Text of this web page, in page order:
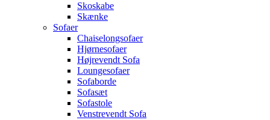
Skoskabe
Skænke
Sofaer
Chaiselongsofaer
Hjørnesofaer
Højrevendt Sofa
Loungesofaer
Sofaborde
Sofasæt
Sofastole
Venstrevendt Sofa